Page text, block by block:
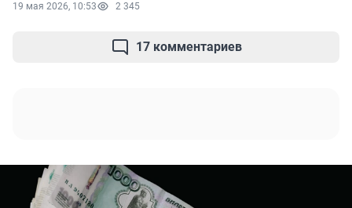
19 мая 2026, 10:53 2 345
17 комментариев